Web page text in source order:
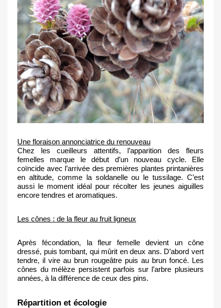
Une floraison annonciatrice du renouveau
Chez les cueilleurs attentifs, l’apparition des fleurs
femelles marque le début d’un nouveau cycle. Elle
coïncide avec l’arrivée des premières plantes printanières
en altitude, comme la soldanelle ou le tussilage. C’est
aussi le moment idéal pour récolter les jeunes aiguilles
encore tendres et aromatiques.
Les cônes : de la fleur au fruit ligneux
Après fécondation, la fleur femelle devient un cône
dressé, puis tombant, qui mûrit en deux ans. D’abord vert
tendre, il vire au brun rougeâtre puis au brun foncé. Les
cônes du mélèze persistent parfois sur l’arbre plusieurs
années, à la différence de ceux des pins.
Répartition et écologie